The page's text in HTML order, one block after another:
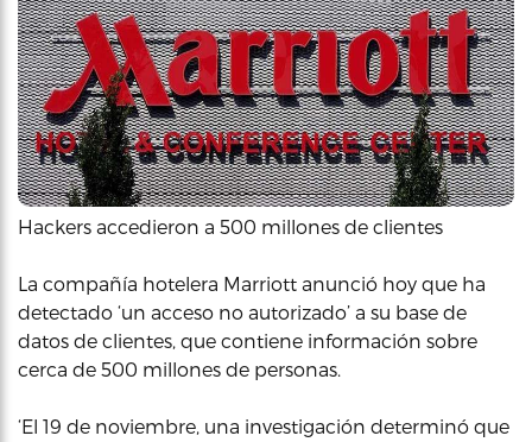
Hackers accedieron a 500 millones de clientes
La compañía hotelera Marriott anunció hoy que ha
detectado ‘un acceso no autorizado’ a su base de
datos de clientes, que contiene información sobre
cerca de 500 millones de personas.
‘El 19 de noviembre, una investigación determinó que